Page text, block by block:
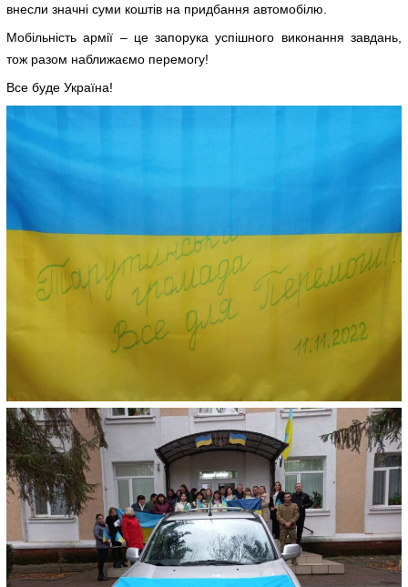
внесли значні суми коштів на придбання автомобілю.
Мобільність армії – це запорука успішного виконання завдань,
тож разом наближаємо перемогу!
Все буде Україна!